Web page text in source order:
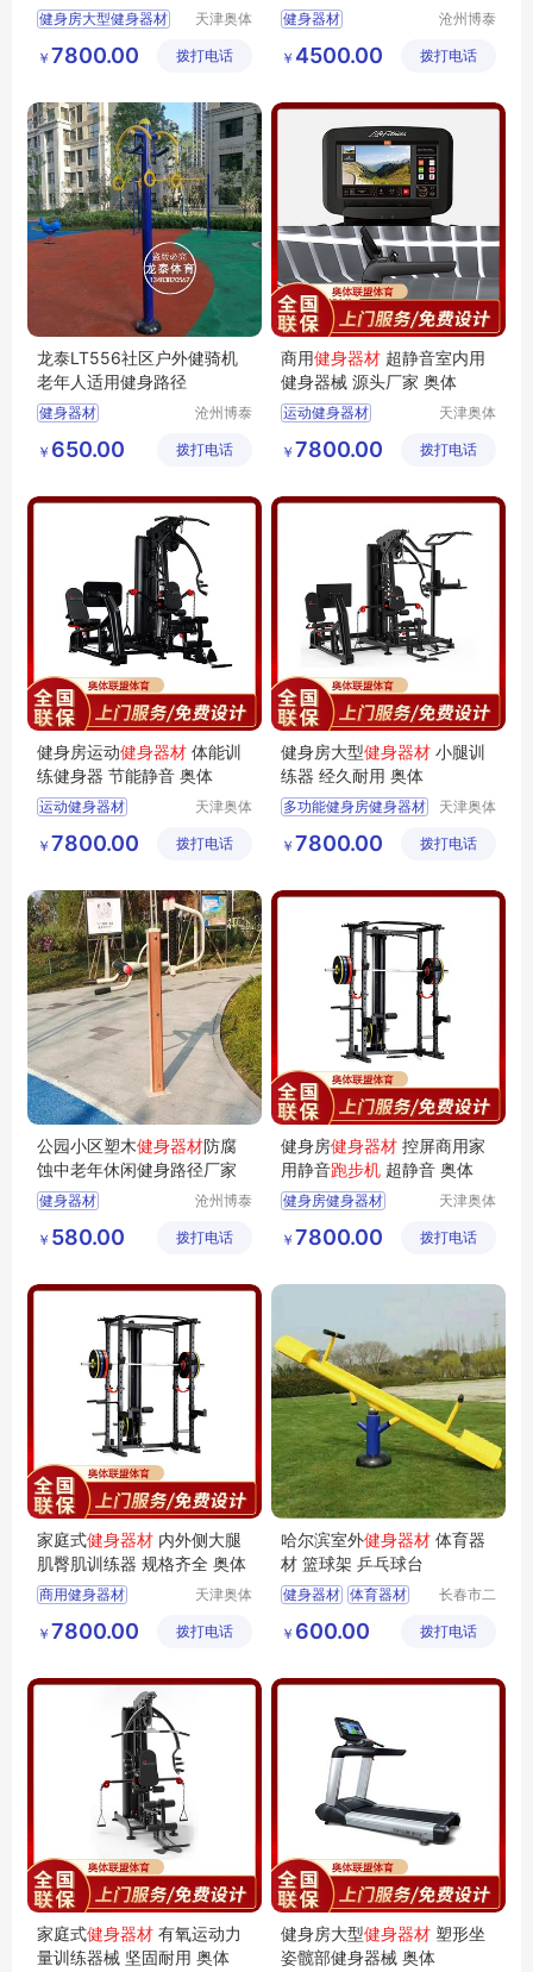
健身房大型健身器材
健身房健身器材
家庭式健身器材
天津奥体
用品有限
￥ 7800.00 拨打电话
单柱遮阳棚
厂家
健身器材
沧州博泰
有限公司
￥ 4500.00 拨打电话
龙泰LT556社区户外健骑机
老年人适用健身路径
健身器材
沧州博泰
有限公司
￥ 650.00 拨打电话
商用健身器材 超静音室内用
健身器械 源头厂家 奥体
运动健身器材
家庭式健身器材
健身房运动健身器材
天津奥体
用品有限
￥ 7800.00 拨打电话
健身房运动健身器材 体能训
练健身器 节能静音 奥体
运动健身器材
商用健身器材
智能室内健身器材
天津奥体
用品有限
￥ 7800.00 拨打电话
健身房大型健身器材 小腿训
练器 经久耐用 奥体
多功能健身房健身器材
健身房运动健身器材
家庭式健身器材
天津奥体
用品有限
￥ 7800.00 拨打电话
公园小区塑木健身器材防腐
蚀中老年休闲健身路径厂家
健身器材
户外健身路径
户外健身器材
沧州博泰
有限公司
￥ 580.00 拨打电话
健身房健身器材 控屏商用家
用静音跑步机 超静音 奥体
健身房健身器材
室内健身器材
运动健身器材
天津奥体
用品有限
￥ 7800.00 拨打电话
家庭式健身器材 内外侧大腿
肌臀肌训练器 规格齐全 奥体
商用健身器材
家庭式健身器材
家用健身器材
天津奥体
用品有限
￥ 7800.00 拨打电话
哈尔滨室外健身器材 体育器
材 篮球架 乒乓球台
健身器材 体育器材
长春市二
五金产品
￥ 600.00 拨打电话
家庭式健身器材 有氧运动力
量训练器械 坚固耐用 奥体
健身房大型健身器材 塑形坐
姿髋部健身器械 奥体